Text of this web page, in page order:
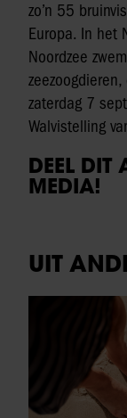
zo’n 55
Europa. In het
Noordzee
zaterdag 7
Walvistelling
DEEL DIT
MEDIA!
UIT